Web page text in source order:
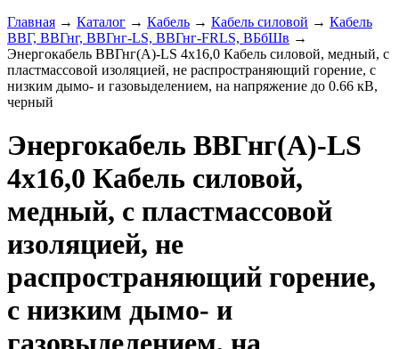
Главная → Каталог → Кабель → Кабель силовой → Кабель
ВВГ, ВВГнг, ВВГнг-LS, ВВГнг-FRLS, ВБбШв →
Энергокабель ВВГнг(А)-LS 4x16,0 Кабель силовой, медный, с
пластмассовой изоляцией, не распространяющий горение, с
низким дымо- и газовыделением, на напряжение до 0.66 кВ,
черный
Энергокабель ВВГнг(А)-LS
4x16,0 Кабель силовой,
медный, с пластмассовой
изоляцией, не
распространяющий горение,
с низким дымо- и